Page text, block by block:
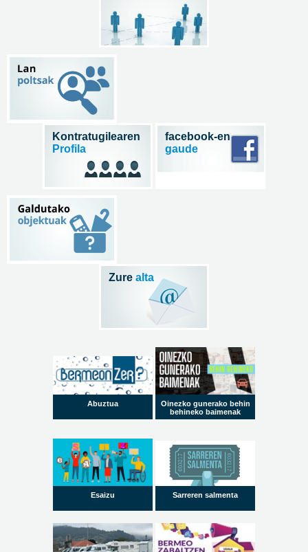
Abuztua
Oinezko gunerako behin
behineko baimenak
Esaizu Sarreren salmenta
Kontratugilearen
Profila
facebook-en
gaude
Zure alta